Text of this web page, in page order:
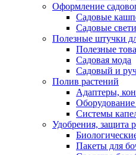
Оформление
Садовые
Садовые
Полезные штучки
Полезные
Садовая мода
Садовый и
Полив растений
Адаптеры,
Системы
Удобрения, защита
Пакеты для